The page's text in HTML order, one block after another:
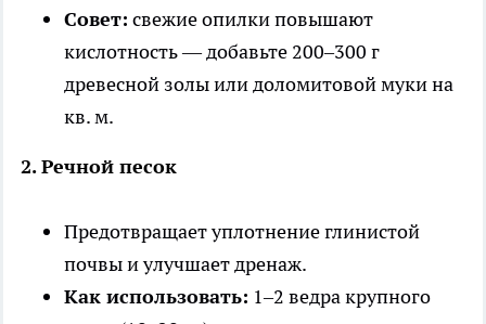
Совет: свежие опилки повышают
кислотность — добавьте 200–300 г
древесной золы или доломитовой муки на
кв. м.
2. Речной песок
Предотвращает уплотнение глинистой
почвы и улучшает дренаж.
Как использовать: 1–2 ведра крупного